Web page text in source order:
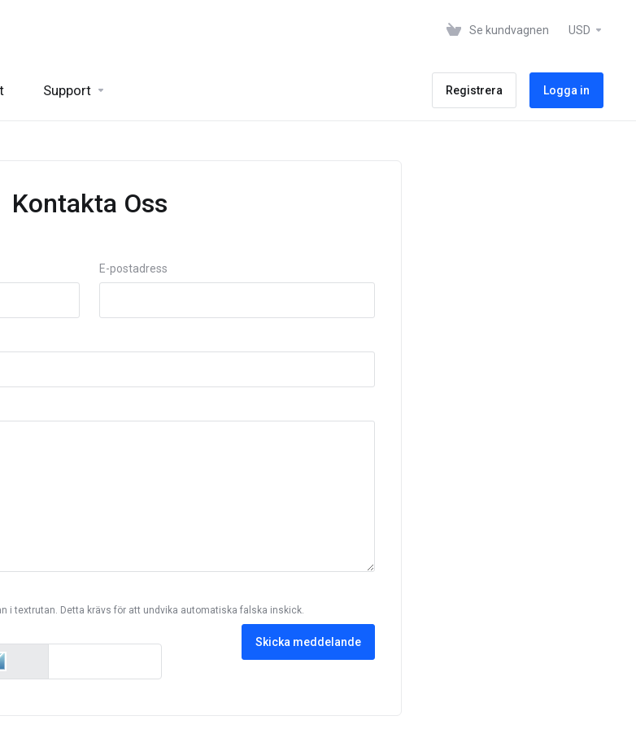
Se kundvagnen USD
Support Registrera Logga in
Kontakta Oss
E-postadress
i textrutan. Detta krävs för att undvika automatiska falska inskick.
Skicka meddelande